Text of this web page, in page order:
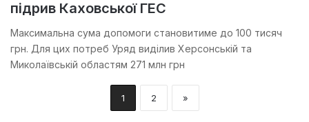
підрив Каховської ГЕС
Максимальна сума допомоги становитиме до 100 тисяч
грн. Для цих потреб Уряд виділив Херсонській та
Миколаївській областям 271 млн грн
1 2 »